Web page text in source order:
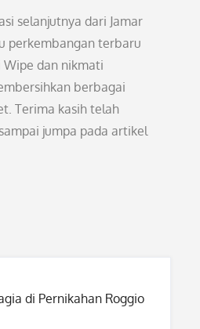
selanjutnya dari Jamar
perkembangan terbaru
dan nikmati
berbagai
Terima kasih telah
jumpa pada artikel
di Pernikahan Roggio